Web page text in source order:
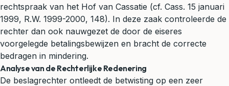
rechtspraak van het Hof van Cassatie (cf. Cass. 15 januari
1999, R.W. 1999-2000, 148). In deze zaak controleerde de
rechter dan ook nauwgezet de door de eiseres
voorgelegde betalingsbewijzen en bracht de correcte
bedragen in mindering.
Analyse van de Rechterlijke Redenering
De beslagrechter ontleedt de betwisting op een zeer